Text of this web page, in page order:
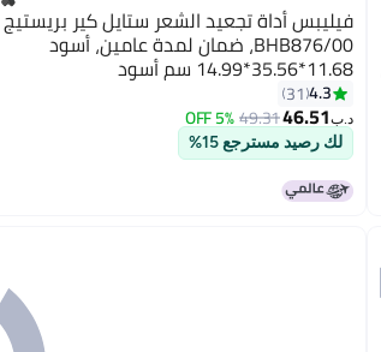
فيليبس أداة تجعيد الشعر ستايل كير بريستيج
BHB876/00، ضمان لمدة عامين، أسود
11.68*35.56*14.99 سم أسود
11.68*35.56*14.99سم
4.3
31
د.ب‏46.51
49.31
5% OFF
لك رصيد مسترجع 15%